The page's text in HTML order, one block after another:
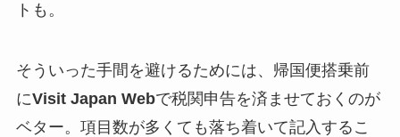
トも。
そういった手間を避けるためには、帰国便搭乗前
にVisit Japan Webで税関申告を済ませておくのが
ベター。項目数が多くても落ち着いて記入するこ